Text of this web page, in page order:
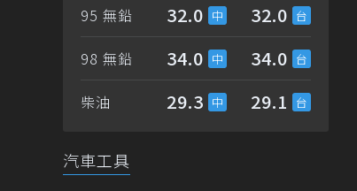
95 無鉛 32.0 32.0
98 無鉛 34.0 34.0
柴油 29.3 29.1
汽車工具